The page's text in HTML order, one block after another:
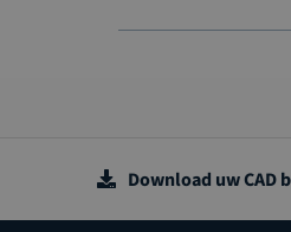
e
o
e
Download uw CAD